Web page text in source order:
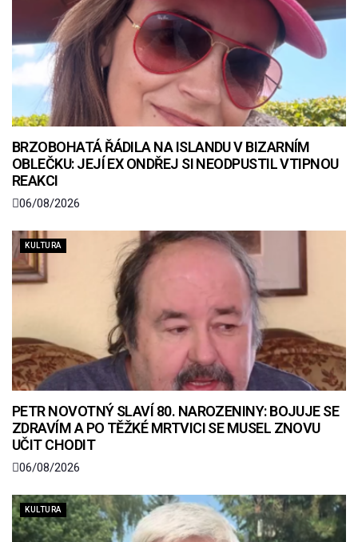
BRZOBOHATÁ ŘÁDILA NA ISLANDU V BIZARNÍM
OBLEČKU: JEJÍ EX ONDŘEJ SI NEODPUSTIL VTIPNOU
REAKCI
06/08/2026
KULTURA
PETR NOVOTNÝ SLAVÍ 80. NAROZENINY: BOJUJE SE
ZDRAVÍM A PO TĚŽKÉ MRTVICI SE MUSEL ZNOVU
UČIT CHODIT
06/08/2026
KULTURA